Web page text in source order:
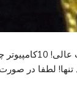
لطفا در